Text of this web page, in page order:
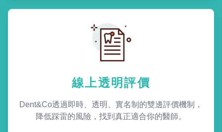
線上透明評價
Dent&Co透過即時、透明、實名制的雙邊評價機制，
降低踩雷的風險，找到真正適合你的醫師。